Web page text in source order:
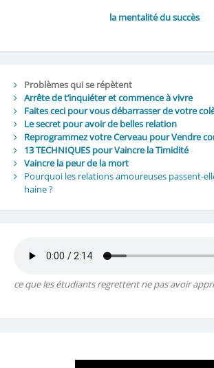
la mentalité du succès
Problèmes qui se répètent
Arrête de t’inquiéter et commence à vivre
Faites ceci pour vous débarrasser de votre
Le secret pour avoir de belles relation
Reprogrammez votre Cerveau pour Vendre
13 TECHNIQUES pour Vaincre la Timidité
Vaincre la peur de la mort
Pourquoi les relations amoureuses passent-
haine ?
ce que les étudiants regrettent ne pas avoir